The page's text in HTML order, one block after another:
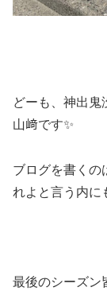
どーも、神出鬼
山﨑です✨
ブログを書くの
れよと言う内に
最後のシーズン